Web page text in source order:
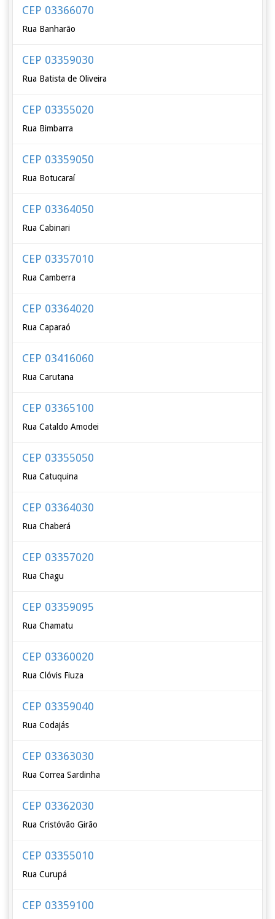
CEP 03366070
Rua Banharão
CEP 03359030
Rua Batista de Oliveira
CEP 03355020
Rua Bimbarra
CEP 03359050
Rua Botucaraí
CEP 03364050
Rua Cabinari
CEP 03357010
Rua Camberra
CEP 03364020
Rua Caparaó
CEP 03416060
Rua Carutana
CEP 03365100
Rua Cataldo Amodei
CEP 03355050
Rua Catuquina
CEP 03364030
Rua Chaberá
CEP 03357020
Rua Chagu
CEP 03359095
Rua Chamatu
CEP 03360020
Rua Clóvis Fiuza
CEP 03359040
Rua Codajás
CEP 03363030
Rua Correa Sardinha
CEP 03362030
Rua Cristóvão Girão
CEP 03355010
Rua Curupá
CEP 03359100